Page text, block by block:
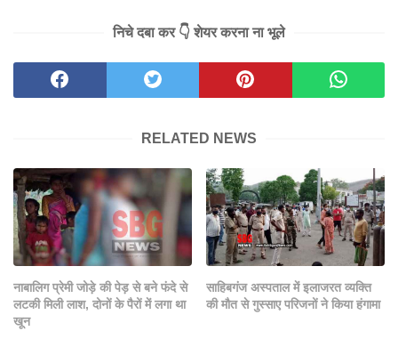
निचे दबा कर 👇 शेयर करना ना भूले
RELATED NEWS
नाबालिग प्रेमी जोड़े की पेड़ से बने फंदे से
लटकी मिली लाश, दोनों के पैरों में लगा था
खून
साहिबगंज अस्पताल में इलाजरत व्यक्ति
की मौत से गुस्साए परिजनों ने किया हंगामा